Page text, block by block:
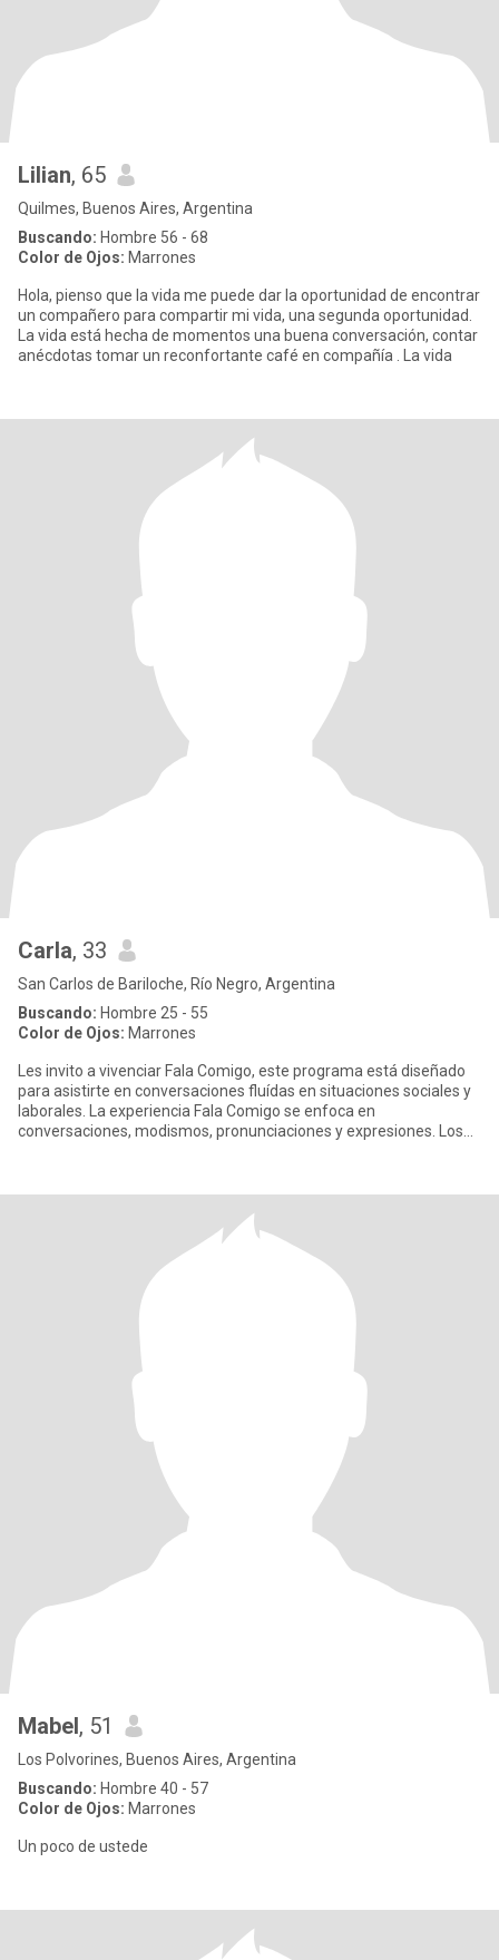
Lilian, 65
Quilmes, Buenos Aires, Argentina
Buscando: Hombre 56 - 68
Color de Ojos: Marrones
Hola, pienso que la vida me puede dar la oportunidad de encontrar
un compañero para compartir mi vida, una segunda oportunidad.
La vida está hecha de momentos una buena conversación, contar
anécdotas tomar un reconfortante café en compañía . La vida
Carla, 33
San Carlos de Bariloche, Río Negro, Argentina
Buscando: Hombre 25 - 55
Color de Ojos: Marrones
Les invito a vivenciar Fala Comigo, este programa está diseñado
para asistirte en conversaciones fluídas en situaciones sociales y
laborales. La experiencia Fala Comigo se enfoca en
conversaciones, modismos, pronunciaciones y expresiones. Los
Mabel, 51
Los Polvorines, Buenos Aires, Argentina
Buscando: Hombre 40 - 57
Color de Ojos: Marrones
Un poco de ustede